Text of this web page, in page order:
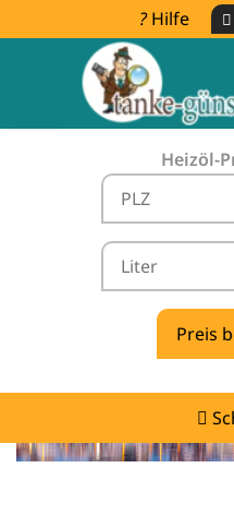
Hilfe
Heizöl-
Heizölpreise
vergleichen &